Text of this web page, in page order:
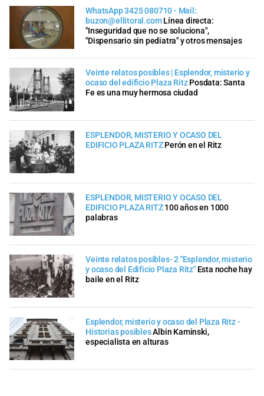
WhatsApp 3425 080710 - Mail:
buzon@ellitoral.com Línea directa:
"Inseguridad que no se soluciona",
"Dispensario sin pediatra" y otros mensajes
Veinte relatos posibles | Esplendor, misterio y
ocaso del edificio Plaza Ritz Posdata: Santa
Fe es una muy hermosa ciudad
ESPLENDOR, MISTERIO Y OCASO DEL
EDIFICIO PLAZA RITZ Perón en el Ritz
ESPLENDOR, MISTERIO Y OCASO DEL
EDIFICIO PLAZA RITZ 100 años en 1000
palabras
Veinte relatos posibles- 2 "Esplendor, misterio
y ocaso del Edificio Plaza Ritz" Esta noche hay
baile en el Ritz
Esplendor, misterio y ocaso del Plaza Ritz -
Historias posiblesAlbin Kaminski,
especialista en alturas